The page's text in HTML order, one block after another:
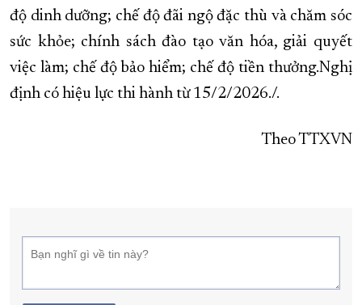
độ dinh dưỡng; chế độ đãi ngộ đặc thù và chăm sóc
sức khỏe; chính sách đào tạo văn hóa, giải quyết
việc làm; chế độ bảo hiểm; chế độ tiền thưởng.Nghị
định có hiệu lực thi hành từ 15/2/2026./.
Theo TTXVN